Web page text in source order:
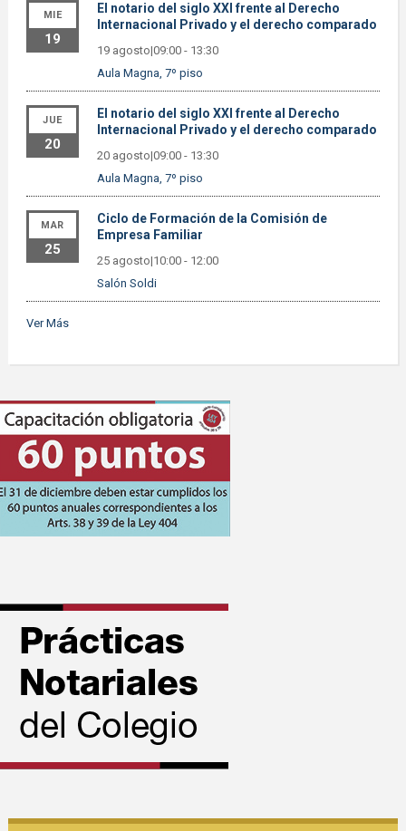
MIE
19
El notario del siglo XXI frente al Derecho
Internacional Privado y el derecho comparado
19 agosto|09:00- 13:30
Aula Magna, 7º piso
JUE
20
El notario del siglo XXI frente al Derecho
Internacional Privado y el derecho comparado
20 agosto|09:00- 13:30
Aula Magna, 7º piso
MAR
25
Ciclo de Formación de la Comisión de
Empresa Familiar
25 agosto|10:00- 12:00
Salón Soldi
Ver Más